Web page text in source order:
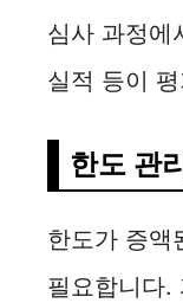
심사 과정에
실적 등이
한도 관리
한도가 증액
필요합니다.